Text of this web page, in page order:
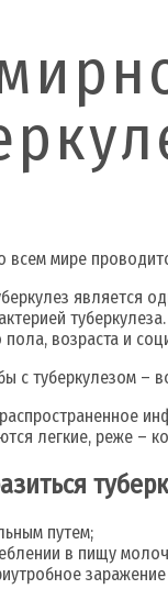
всем мире
является
возраста и
с туберкулезом –
легкие, реже –
путем;
в пищу